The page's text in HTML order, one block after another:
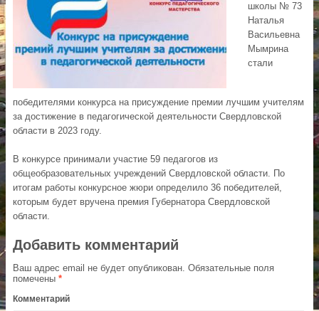
школы № 73
Наталья
Васильевна
Мымрина
стали
победителями конкурса на присуждение премии лучшим учителям
за достижение в педагогической деятельности Свердловской
области в 2023 году.
В конкурсе принимали участие 59 педагогов из
общеобразовательных учреждений Свердловской области. По
итогам работы конкурсное жюри определило 36 победителей,
которым будет вручена премия Губернатора Свердловской
области.
Добавить комментарий
Ваш адрес email не будет опубликован. Обязательные поля
помечены *
Комментарий